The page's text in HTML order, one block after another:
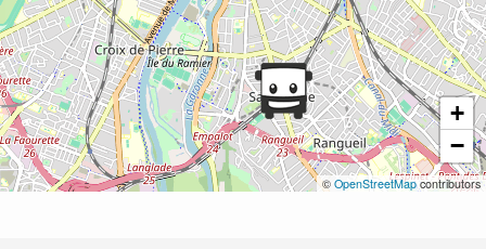
+
−
© OpenStreetMapcontributors